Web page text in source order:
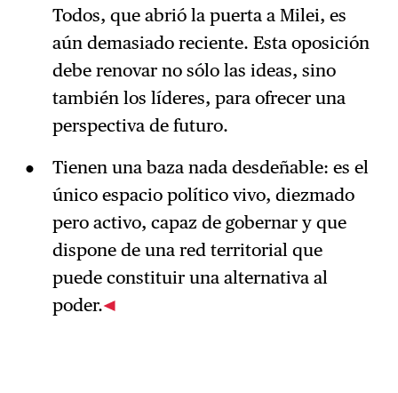
Todos, que abrió la puerta a Milei, es
aún demasiado reciente. Esta oposición
debe renovar no sólo las ideas, sino
también los líderes, para ofrecer una
perspectiva de futuro.
Tienen una baza nada desdeñable: es el
único espacio político vivo, diezmado
pero activo, capaz de gobernar y que
dispone de una red territorial que
puede constituir una alternativa al
poder.